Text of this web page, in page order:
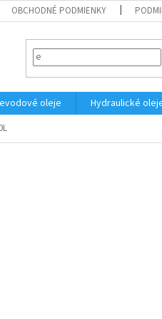
OBCHODNÉ PODMIENKY
oleje Hydraulické